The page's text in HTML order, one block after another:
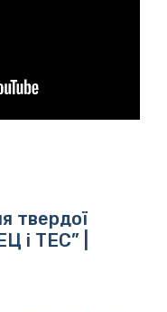
твердої
і ТЕС” |